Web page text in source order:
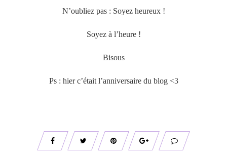
N’oubliez pas : Soyez heureux !
Soyez à l’heure !
Bisous
Ps : hier c’était l’anniversaire du blog <3